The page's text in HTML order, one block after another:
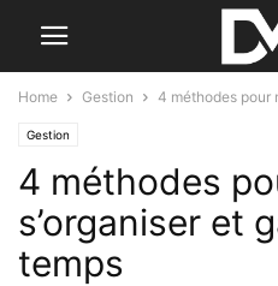
Home Gestion 4 méthodes pour
Gestion
4 méthodes
s’organiser et
temps